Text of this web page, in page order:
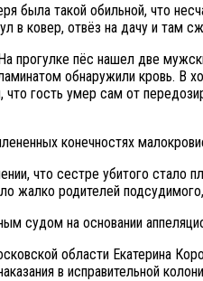
была такой обильной, что
в ковер, отвёз на дачу и там
прогулке пёс нашел две
обнаружили кровь. В
гость умер сам от
конечностях
что сестре убитого
жалко родителей
судом на основании
области Екатерина
в исправительной